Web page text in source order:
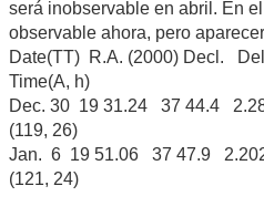
será inobservable en abril. En
observable ahora, pero
Date(TT) R.A. (2000) Decl.
Time(A, h)
Dec. 30 19 31.24 37 44.4
(119, 26)
Jan. 6 19 51.06 37 47.9
(121, 24)